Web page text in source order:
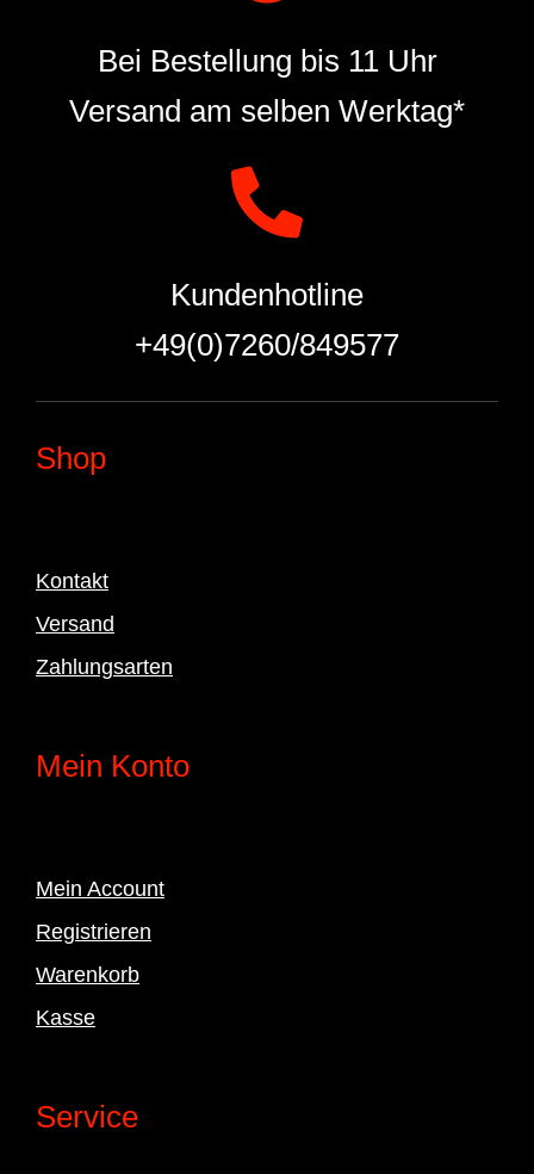
Bei Bestellung bis 11 Uhr
Versand am selben Werktag*
Kundenhotline
+49(0)7260/849577
Shop
Kontakt
Versand
Zahlungsarten
Mein Konto
Mein Account
Registrieren
Warenkorb
Kasse
Service